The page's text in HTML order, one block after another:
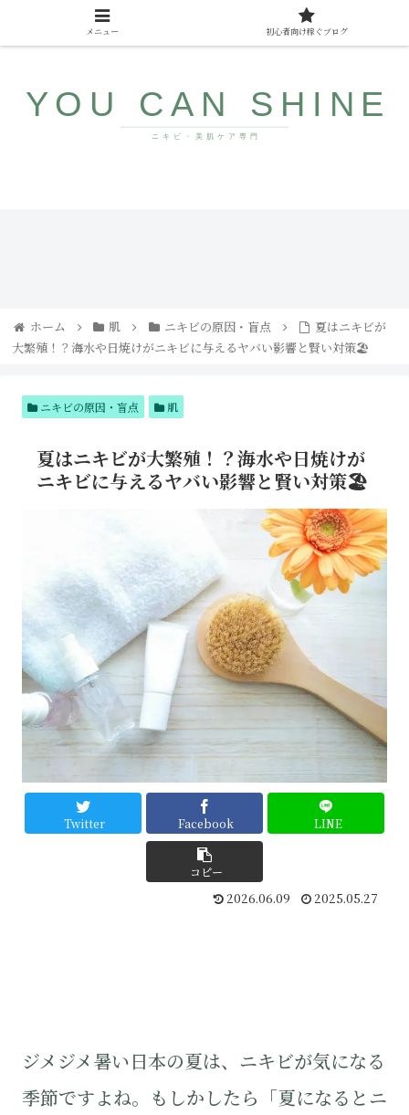
ヨナ
ラ！
コメ
人気
アイ
テム
肌へ
り食
ホーム 肌 ニキビの原因・盲点
夏はニキビが
大繁殖！？海水や日焼けがニキビに与えるヤバい影響と賢い対策🏖️
ニキビの原因・盲点 肌
夏はニキビが大繁殖！？海水や日焼けが
ニキビに与えるヤバい影響と賢い対策🏖️
Twitter Facebook LINE
コピー
2026.06.09 2025.05.27
ジメジメ暑い日本の夏は、ニキビが気になる
季節ですよね。もしかしたら「夏になるとニ
メニュー 初心者向け稼ぐブログ